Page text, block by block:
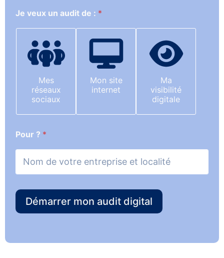
Je veux un audit de : *
Mes
réseaux
sociaux
Mon site
internet
Ma
visibilité
digitale
Pour ? *
Démarrer mon audit digital